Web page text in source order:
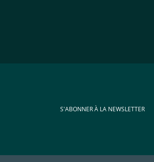
S'ABONNER À LA NEWSLETTER